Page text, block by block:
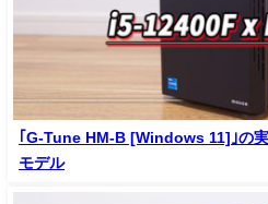
｢G-Tune HM-B [Windows 11]｣の
モデル